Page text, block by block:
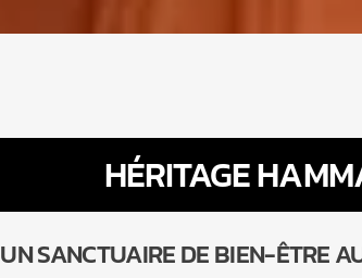
HÉRITAGE
UN SANCTUAIRE DE BIEN-ÊTRE